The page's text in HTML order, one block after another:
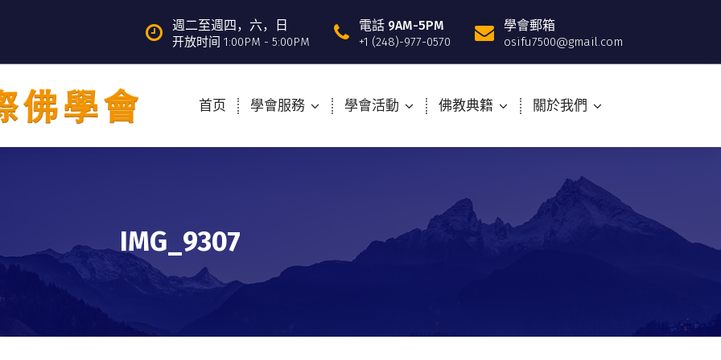
週二至週四，六，日
开放时间 1:00PM - 5:00PM
電話 9AM-5PM
+1 (248)-977-0570
學會郵箱
osifu7500@gmail.com
首页 學會服務 學會活動 佛教典籍 關於我們
IMG_9307